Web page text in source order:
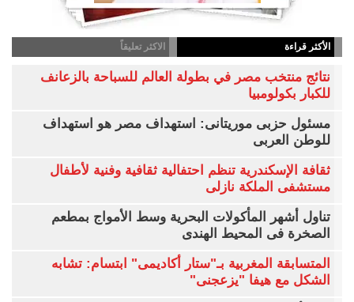
الأكثر قراءة الاكثر تعليقاً
نتائج منتخب مصر في بطولة العالم للسباحة بالزعانف
للكبار بكولومبيا
مسئول حزبى موريتانى: استهداف مصر هو استهداف
للوطن العربى
ثقافة الإسكندرية تنظم احتفالية ثقافية وفنية لأطفال
مستشفى الملكة نازلى
تناول أشهر المأكولات البحرية وسط الأمواج بمطعم
الصخرة فى المحيط الهندى
المتسابقة المغربية بـ"ستار أكاديمى" ابتسام: تشابه
الشكل مع هيفا "يزعجنى"